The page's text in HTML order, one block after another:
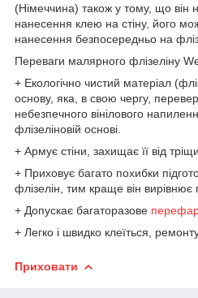
(Німеччина) також у тому, що він
нанесення клею на стіну, його
нанесення безпосередньо на
Переваги малярного флізеліну
+ Екологічно чистий матеріал
основу, яка, в свою чергу,
небезпечного вінілового
флізеліновій основі.
+ Армує стіни, захищає її від
+ Приховує багато похибки
флізелін, тим краще він вирівнює
+ Допускає багаторазове
+ Легко і швидко клеїться,
Приховати